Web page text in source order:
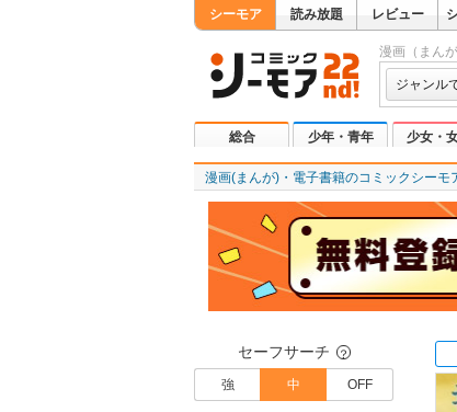
シーモア 読み放題 レビュー
漫画（まん
ジャンル
総合 少年・青年 少女・
漫画(まんが)・電子書籍のコミックシーモ
セーフサーチ ？
強 中 OFF